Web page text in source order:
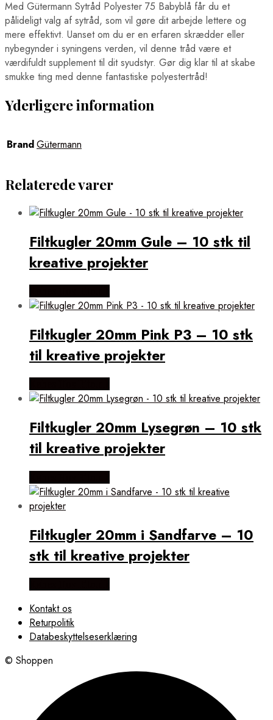
Med Gütermann Sytråd Polyester 75 Babyblå får du et
pålideligt valg af sytråd, som vil gøre dit arbejde lettere og
mere effektivt. Uanset om du er en erfaren skrædder eller
nybegynder i syningens verden, vil denne tråd være et
værdifuldt supplement til dit syudstyr. Gør dig klar til at skabe
smukke ting med denne fantastiske polyestertråd!
Yderligere information
BrandGütermann
Relaterede varer
Filtkugler 20mm Gule – 10 stk til
kreative projekter
Filtkugler 20mm Pink P3 – 10 stk
til kreative projekter
Filtkugler 20mm Lysegrøn – 10 stk
til kreative projekter
Filtkugler 20mm i Sandfarve – 10
stk til kreative projekter
Kontakt os
Returpolitik
Databeskyttelseserklæring
© Shoppen